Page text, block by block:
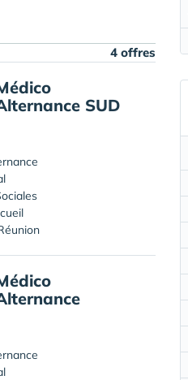
4 offres
SUD